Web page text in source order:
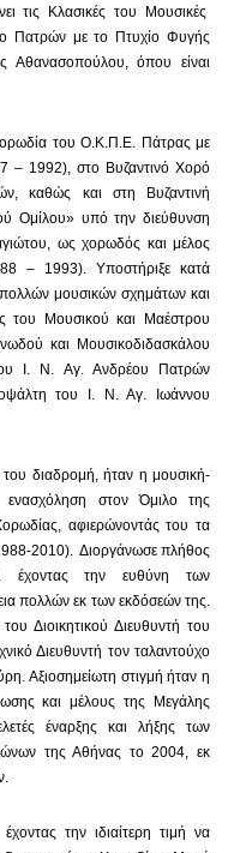
τις Κλασικές του Μουσικές
Πατρών με το Πτυχίο Φυγής
Αθανασοπούλου, όπου είναι
χορωδία του Ο.Κ.Π.Ε. Πάτρας με
– 1992), στο Βυζαντινό Χορό
καθώς και στη Βυζαντινή
Ομίλου» υπό την διεύθυνση
ως χορωδός και μέλος
– 1993). Υποστήριξε κατά
μουσικών σχημάτων και
του Μουσικού και Μαέστρου
και Μουσικοδιδασκάλου
Ι. Ν. Αγ. Ανδρέου Πατρών
του Ι. Ν. Αγ. Ιωάννου
του διαδρομή, ήταν η μουσική-
ενασχόληση στον Όμιλο της
αφιερώνοντάς του τα
2010). Διοργάνωσε πλήθος
έχοντας την ευθύνη των
πολλών εκ των εκδόσεών της.
Διοικητικού Διευθυντή του
Διευθυντή τον ταλαντούχο
Αξιοσημείωτη στιγμή ήταν η
και μέλους της Μεγάλης
έναρξης και λήξης των
της Αθήνας το 2004, εκ
την ιδιαίτερη τιμή να